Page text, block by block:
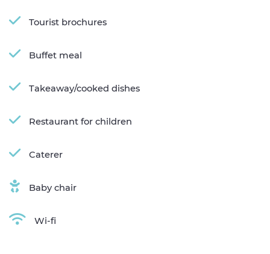
Tourist brochures
Buffet meal
Takeaway/cooked dishes
Restaurant for children
Caterer
Baby chair
Wi-fi